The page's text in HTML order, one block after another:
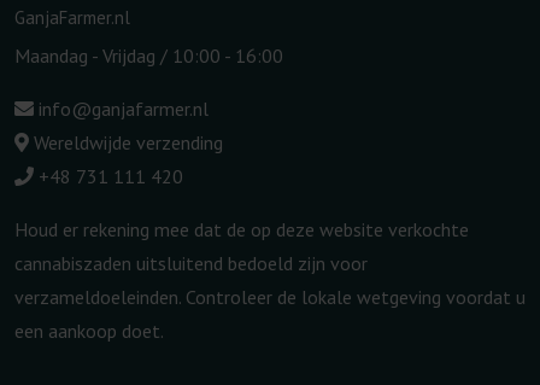
GanjaFarmer.nl
Maandag - Vrijdag / 10:00 - 16:00
info@ganjafarmer.nl
Wereldwijde verzending
+48 731 111 420
Houd er rekening mee dat de op deze website verkochte
cannabiszaden uitsluitend bedoeld zijn voor
verzameldoeleinden. Controleer de lokale wetgeving voordat u
een aankoop doet.